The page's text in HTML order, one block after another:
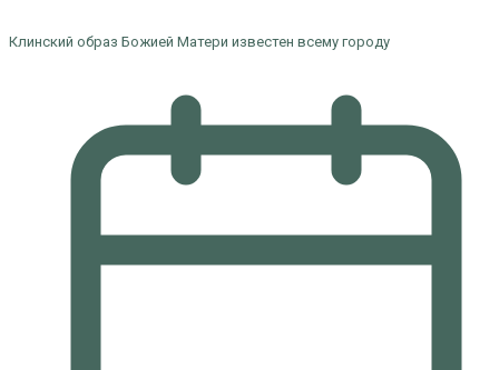
Клинский образ Божией Матери известен всему городу